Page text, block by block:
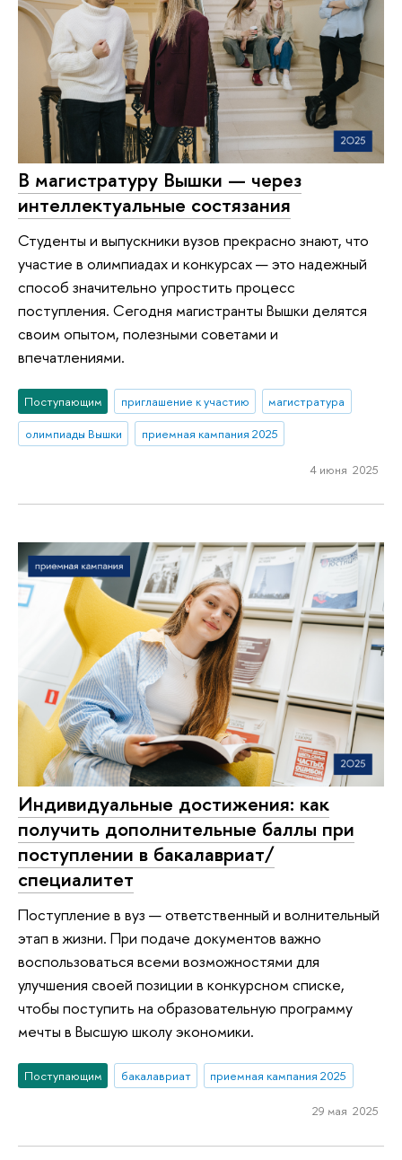
В магистратуру Вышки — через
интеллектуальные состязания
Студенты и выпускники вузов прекрасно знают, что
участие в олимпиадах и конкурсах — это надежный
способ значительно упростить процесс
поступления. Сегодня магистранты Вышки делятся
своим опытом, полезными советами и
впечатлениями.
Поступающим приглашение к участию
магистратура
олимпиады Вышки
приемная кампания 2025
4 июня 2025
Индивидуальные достижения: как
получить дополнительные баллы при
поступлении в бакалавриат/
специалитет
Поступление в вуз — ответственный и волнительный
этап в жизни. При подаче документов важно
воспользоваться всеми возможностями для
улучшения своей позиции в конкурсном списке,
чтобы поступить на образовательную программу
мечты в Высшую школу экономики.
Поступающим бакалавриат приемная кампания 2025
29 мая 2025